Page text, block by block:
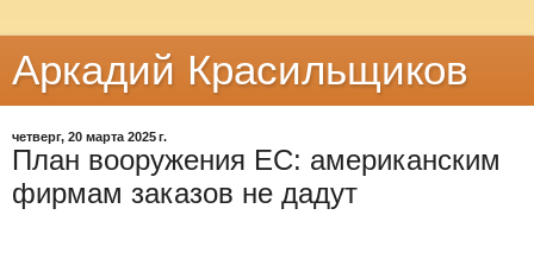
Аркадий Красильщиков
четверг, 20 марта 2025 г.
План вооружения ЕС: американским
фирмам заказов не дадут